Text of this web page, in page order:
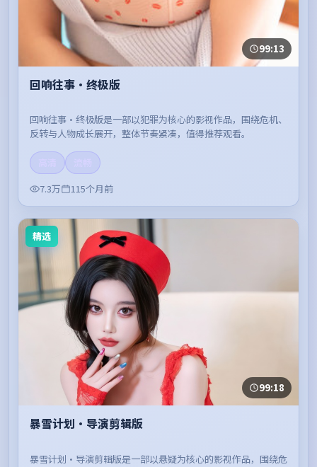
99:13
回响往事·终极版
回响往事·终极版是一部以犯罪为核心的影视作品，围绕危机、
反转与人物成长展开，整体节奏紧凑，值得推荐观看。
7.3万
115个月前
精选
99:18
暴雪计划·导演剪辑版
暴雪计划·导演剪辑版是一部以悬疑为核心的影视作品，围绕危